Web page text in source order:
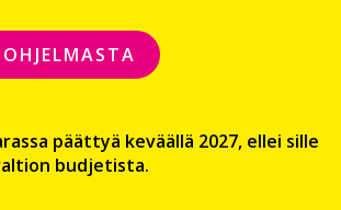
päättyä keväällä 2027, ellei sille
budjetista.